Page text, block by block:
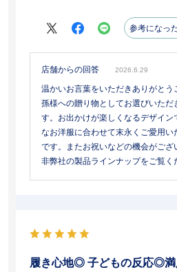
参考になっ
店舗からの回答 2026.6.29
温かいお言葉をいただきありがとう
孫様への贈り物としてお選びいただ
す。お出かけが楽しくなるデザイン
なお洋服に合わせて末永くご愛用い
です。またお祝いなどの機会がござ
非弊社の製品ラインナップをご覧く
履き心地◎ 子どもの反応◎満